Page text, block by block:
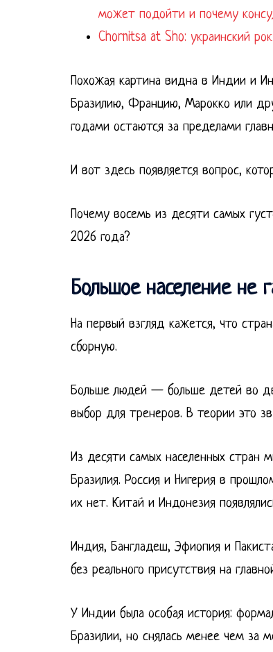
может подойти и почему
Chornitsa at Sho: украинский
Похожая картина видна в Индии и
Бразилию, Францию, Марокко или
годами остаются за пределами
И вот здесь появляется вопрос,
Почему восемь из десяти самых
2026 года?
Большое население не
На первый взгляд кажется, что
сборную.
Больше людей — больше детей во
выбор для тренеров. В теории это
Из десяти самых населенных
Бразилия. Россия и Нигерия в
их нет. Китай и Индонезия
Индия, Бангладеш, Эфиопия и
без реального присутствия на
У Индии была особая история:
Бразилии, но снялась менее чем за